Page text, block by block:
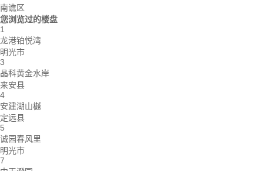
南谯区
您浏览过的楼盘
1
龙港铂悦湾
明光市
3
晶科黄金水岸
来安县
4
安建湖山樾
定远县
5
诚园春风里
明光市
7